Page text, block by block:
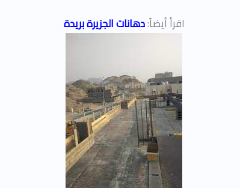
اقرأ أيضاً:دهانات الجزيرة بريدة